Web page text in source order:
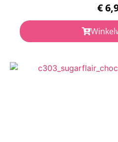
€